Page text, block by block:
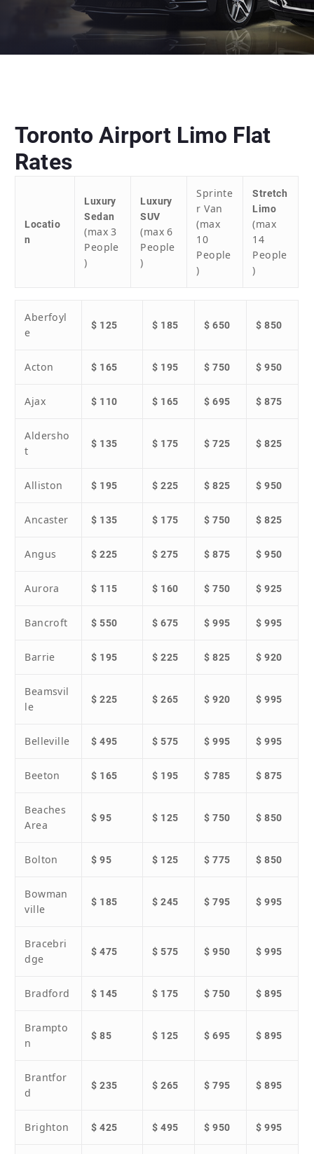
Toronto Airport Limo Flat
Rates
Locatio
n
Luxury
Sedan
(max 3
People
)
Luxury
SUV
(max 6
People
)
Sprinte
r Van
(max
10
People
)
Stretch
Limo
(max
14
People
)
Aberfoyl
e
$ 125 $ 185 $ 650 $ 850
Acton $ 165 $ 195 $ 750 $ 950
Ajax $ 110 $ 165 $ 695 $ 875
Aldersho
t
$ 135 $ 175 $ 725 $ 825
Alliston $ 195 $ 225 $ 825 $ 950
Ancaster $ 135 $ 175 $ 750 $ 825
Angus $ 225 $ 275 $ 875 $ 950
Aurora $ 115 $ 160 $ 750 $ 925
Bancroft $ 550 $ 675 $ 995 $ 995
Barrie $ 195 $ 225 $ 825 $ 920
Beamsvil
le
$ 225 $ 265 $ 920 $ 995
Belleville $ 495 $ 575 $ 995 $ 995
Beeton $ 165 $ 195 $ 785 $ 875
Beaches
Area
$ 95 $ 125 $ 750 $ 850
Bolton $ 95 $ 125 $ 775 $ 850
Bowman
ville
$ 185 $ 245 $ 795 $ 995
Bracebri
dge
$ 475 $ 575 $ 950 $ 995
Bradford $ 145 $ 175 $ 750 $ 895
Brampto
n
$ 85 $ 125 $ 695 $ 895
Brantfor
d
$ 235 $ 265 $ 795 $ 895
Brighton $ 425 $ 495 $ 950 $ 995